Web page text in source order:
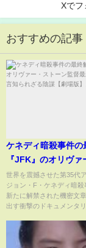
Xでフ
おすすめの記事
ケネディ暗殺事件の
『JFK』のオリヴァ
監督最新作『JFK/
ざる陰謀【劇場版】
世界を震撼させた第35代
ジョン・F・ケネディ暗殺
新たに解禁された機密文
出す衝撃のドキュメンタリ